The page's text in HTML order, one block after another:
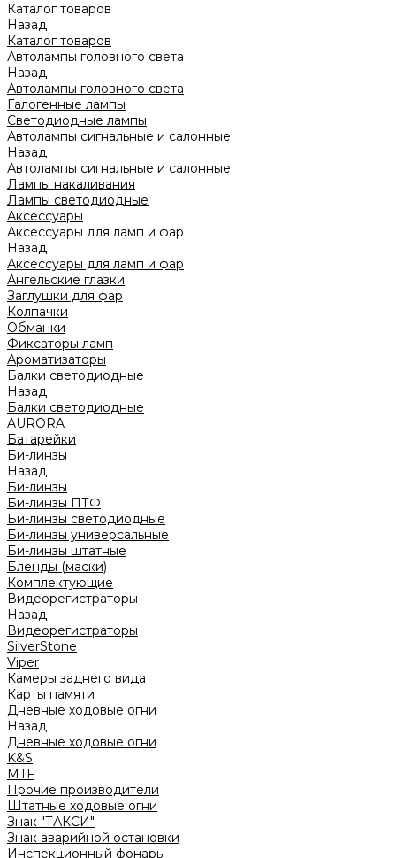
Каталог товаров
Назад
Каталог товаров
Автолампы головного света
Назад
Автолампы головного света
Галогенные лампы
Светодиодные лампы
Автолампы сигнальные и салонные
Назад
Автолампы сигнальные и салонные
Лампы накаливания
Лампы светодиодные
Аксессуары
Аксессуары для ламп и фар
Назад
Аксессуары для ламп и фар
Ангельские глазки
Заглушки для фар
Колпачки
Обманки
Фиксаторы ламп
Ароматизаторы
Балки светодиодные
Назад
Балки светодиодные
AURORA
Батарейки
Би-линзы
Назад
Би-линзы
Би-линзы ПТФ
Би-линзы светодиодные
Би-линзы универсальные
Би-линзы штатные
Бленды (маски)
Комплектующие
Видеорегистраторы
Назад
Видеорегистраторы
SilverStone
Viper
Камеры заднего вида
Карты памяти
Дневные ходовые огни
Назад
Дневные ходовые огни
K&S
MTF
Прочие производители
Штатные ходовые огни
Знак "ТАКСИ"
Знак аварийной остановки
Инспекционный фонарь